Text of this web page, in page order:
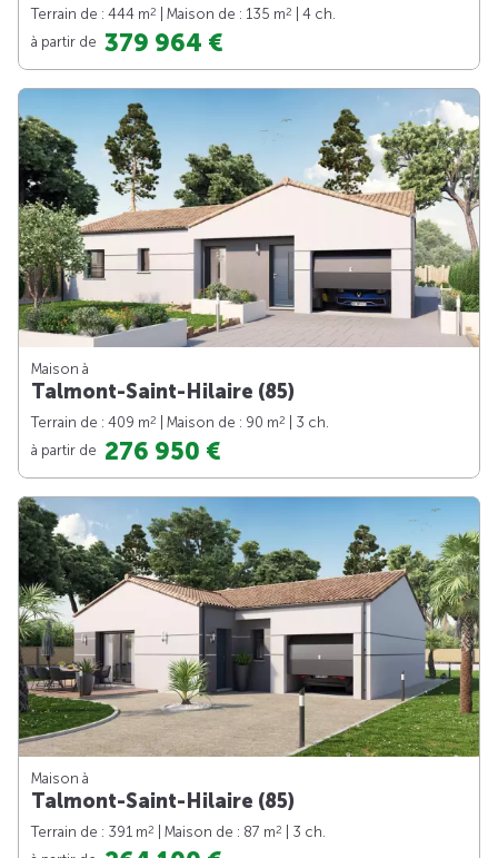
Terrain de : 444 m2 | Maison de : 135 m2
| 4 ch.
à partir de 379 964 €
Maison à
Talmont-Saint-Hilaire (85)
Terrain de : 409 m2 | Maison de : 90 m2
| 3 ch.
à partir de 276 950 €
Maison à
Talmont-Saint-Hilaire (85)
Terrain de : 391 m2 | Maison de : 87 m2
| 3 ch.